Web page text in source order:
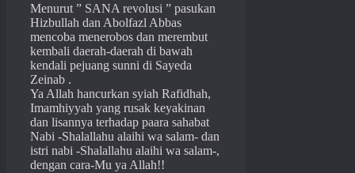
Menurut ” SANA revolusi ” pasukan
Hizbullah dan Abolfazl Abbas
mencoba menerobos dan merembut
kembali daerah-daerah di bawah
kendali pejuang sunni di Sayeda
Zeinab .
Ya Allah hancurkan syiah Rafidhah,
Imamhiyyah yang rusak keyakinan
dan lisannya terhadap paara sahabat
Nabi -Shalallahu alaihi wa salam- dan
istri nabi -Shalallahu alaihi wa salam-,
dengan cara-Mu ya Allah!!